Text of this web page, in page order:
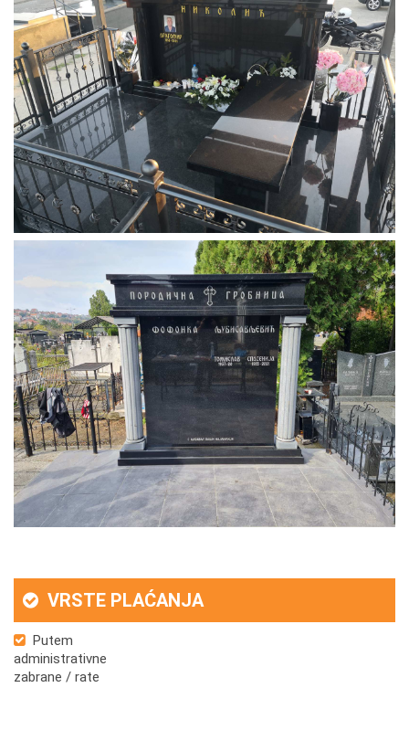
VRSTE PLAĆANJA
Putem
administrativne
zabrane / rate